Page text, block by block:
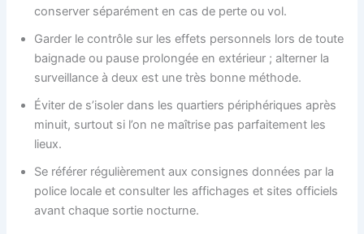
conserver séparément en cas de perte ou vol.
Garder le contrôle sur les effets personnels lors de toute
baignade ou pause prolongée en extérieur ; alterner la
surveillance à deux est une très bonne méthode.
Éviter de s’isoler dans les quartiers périphériques après
minuit, surtout si l’on ne maîtrise pas parfaitement les
lieux.
Se référer régulièrement aux consignes données par la
police locale et consulter les affichages et sites officiels
avant chaque sortie nocturne.